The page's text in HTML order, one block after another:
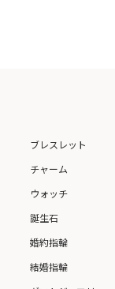
ブレスレット
チャーム
ウォッチ
誕生石
婚約指輪
結婚指輪